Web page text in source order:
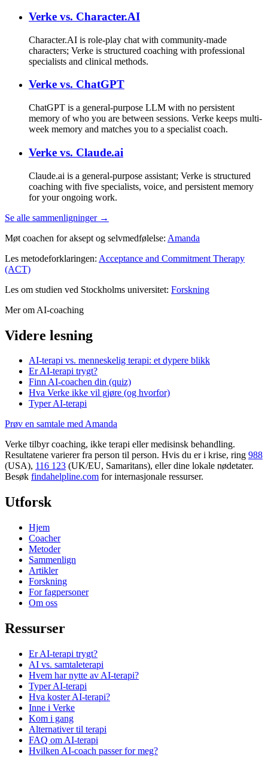
Verke vs. Character.AI
Character.AI is role-play chat with community-made
characters; Verke is structured coaching with professional
specialists and clinical methods.
Verke vs. ChatGPT
ChatGPT is a general-purpose LLM with no persistent
memory of who you are between sessions. Verke keeps multi-
week memory and matches you to a specialist coach.
Verke vs. Claude.ai
Claude.ai is a general-purpose assistant; Verke is structured
coaching with five specialists, voice, and persistent memory
for your ongoing work.
Se alle sammenligninger →
Møt coachen for aksept og selvmedfølelse: Amanda
Les metodeforklaringen: Acceptance and Commitment Therapy
(ACT)
Les om studien ved Stockholms universitet: Forskning
Mer om AI-coaching
Videre lesning
AI-terapi vs. menneskelig terapi: et dypere blikk
Er AI-terapi trygt?
Finn AI-coachen din (quiz)
Hva Verke ikke vil gjøre (og hvorfor)
Typer AI-terapi
Prøv en samtale med Amanda
Verke tilbyr coaching, ikke terapi eller medisinsk behandling.
Resultatene varierer fra person til person. Hvis du er i krise, ring 988
(USA), 116 123 (UK/EU, Samaritans), eller dine lokale nødetater.
Besøk findahelpline.com for internasjonale ressurser.
Utforsk
Hjem
Coacher
Metoder
Sammenlign
Artikler
Forskning
For fagpersoner
Om oss
Ressurser
Er AI-terapi trygt?
AI vs. samtaleterapi
Hvem har nytte av AI-terapi?
Typer AI-terapi
Hva koster AI-terapi?
Inne i Verke
Kom i gang
Alternativer til terapi
FAQ om AI-terapi
Hvilken AI-coach passer for meg?